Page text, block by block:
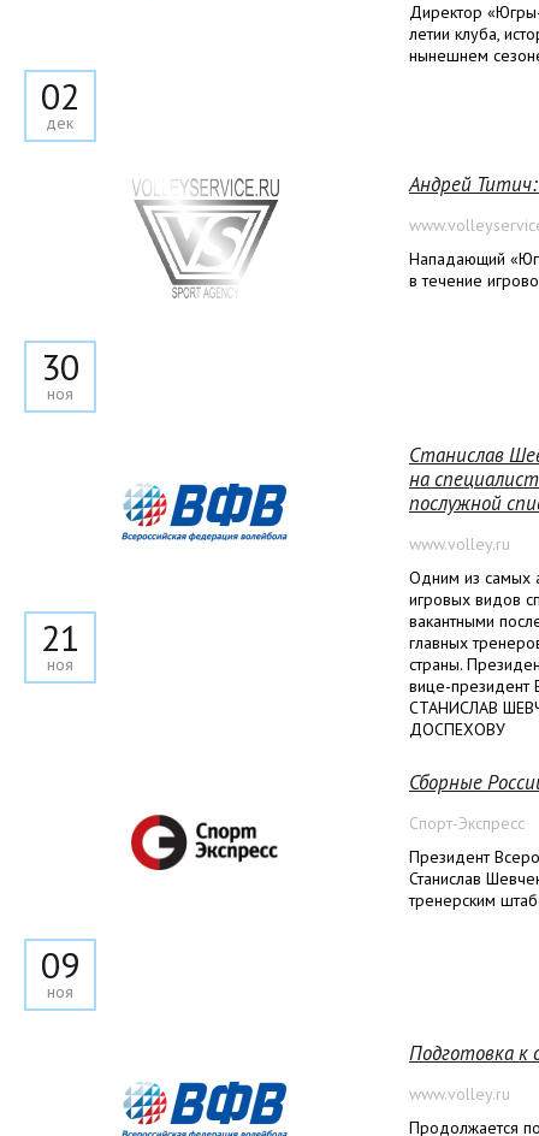
02
дек
Директор
летии клуба,
нынешнем
30
ноя
Андрей
Нападающий
в течение
21
ноя
Станислав
на
послужной
www.volley.ru
Одним из самых
игровых видов
вакантными
главных
страны.
вице-президент
СТАНИСЛАВ
ДОСПЕХОВУ
09
ноя
Сборные
Спорт-Экспресс
Президент
Станислав
тренерским
Подготовка
www.volley.ru
Продолжается